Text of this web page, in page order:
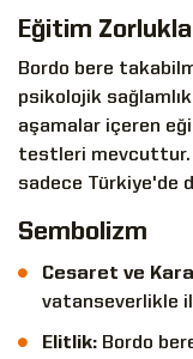
Eğitim
Bordo bere
psikolojik
aşamalar içeren
testleri mevcuttur.
sadece Türkiye'de
Sembolizm
Cesaret ve
vatanseverlikle
Elitlik: Bordo